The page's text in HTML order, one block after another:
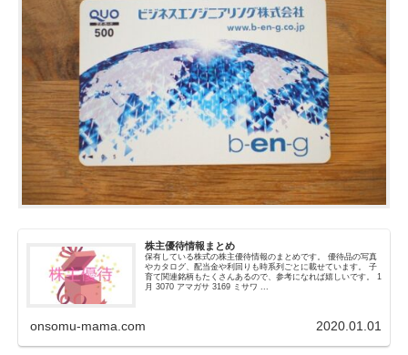
株主優待情報まとめ
保有している株式の株主優待情報のまとめです。 優待品の写真
やカタログ、配当金や利回りも時系列ごとに載せています。 子
育て関連銘柄もたくさんあるので、参考になれば嬉しいです。 1
月 3070 アマガサ 3169 ミサワ ...
onsomu-mama.com 2020.01.01